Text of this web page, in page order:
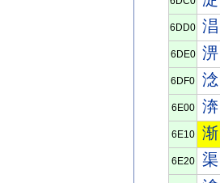
6DD0 淐
6DE0 淠
6DF0 淰
6E00 渀
6E10 渐
6E20 渠